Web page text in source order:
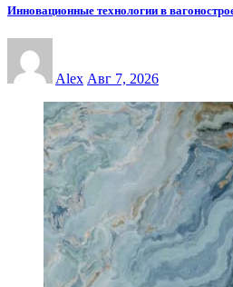
Инновационные технологии в
Alex Авг 7, 2026